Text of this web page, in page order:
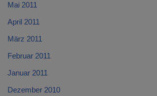
Mai 2011
April 2011
März 2011
Februar 2011
Januar 2011
Dezember 2010